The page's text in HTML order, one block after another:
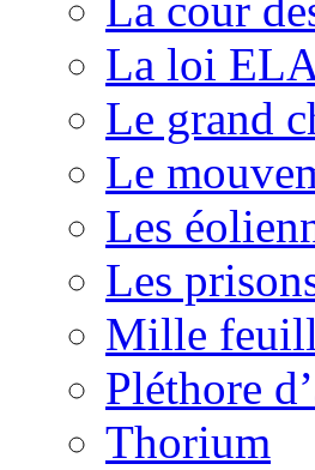
La cour
La loi
Le grand
Le
Les
Les
Mille
Pléthore
Thorium